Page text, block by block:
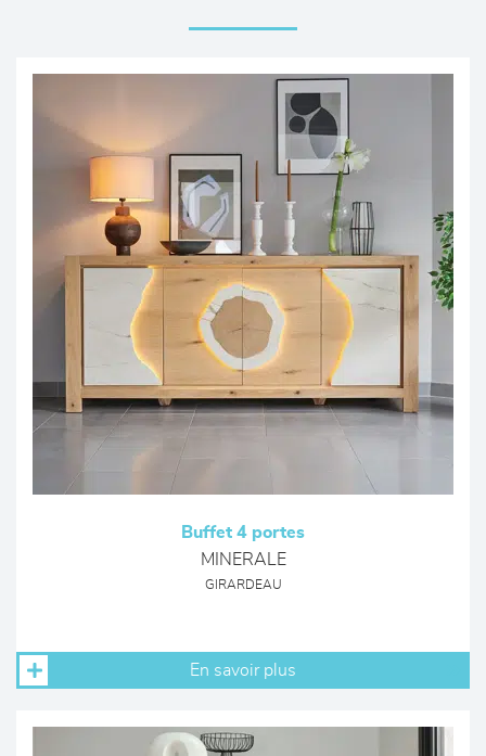
Buffet 4 portes
MINERALE
GIRARDEAU
En savoir plus